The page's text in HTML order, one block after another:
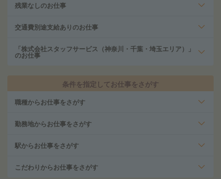
残業なしのお仕事
交通費別途支給ありのお仕事
「株式会社スタッフサービス（神奈川・千葉・埼玉エリア）」
のお仕事
条件を指定してお仕事をさがす
職種からお仕事をさがす
勤務地からお仕事をさがす
駅からお仕事をさがす
こだわりからお仕事をさがす